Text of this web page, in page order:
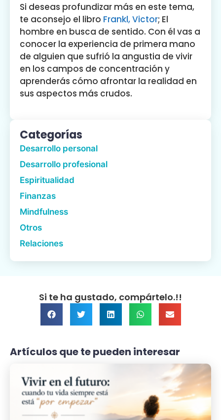
Si deseas profundizar más en este tema,
te aconsejo el libro Frankl, Victor; El
hombre en busca de sentido. Con él vas a
conocer la experiencia de primera mano
de alguien que sufrió la angustia de vivir
en los campos de concentración y
aprenderás cómo afrontar la realidad en
sus aspectos más crudos.
Categorías
Desarrollo personal
Desarrollo profesional
Espiritualidad
Finanzas
Mindfulness
Otros
Relaciones
Si te ha gustado, compártelo.!!
Artículos que te pueden interesar